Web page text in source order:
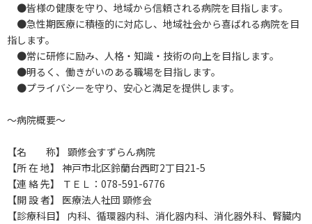
●皆様の健康を守り、地域から信頼される病院を目指します。
●急性期医療に積極的に対応し、地域社会から喜ばれる病院を目
指します。
●常に研修に励み、人格・知識・技術の向上を目指します。
●明るく、働きがいのある職場を目指します。
●プライバシーを守り、安心と満足を提供します。
～病院概要～
【名 称】 顕修会すずらん病院
【所 在 地】 神戸市北区鈴蘭台西町2丁目21-5
【連 絡 先】 ＴＥＬ：078-591-6776
【開 設 者】 医療法人社団 顕修会
【診療科目】 内科、循環器内科、消化器内科、消化器外科、腎臓内